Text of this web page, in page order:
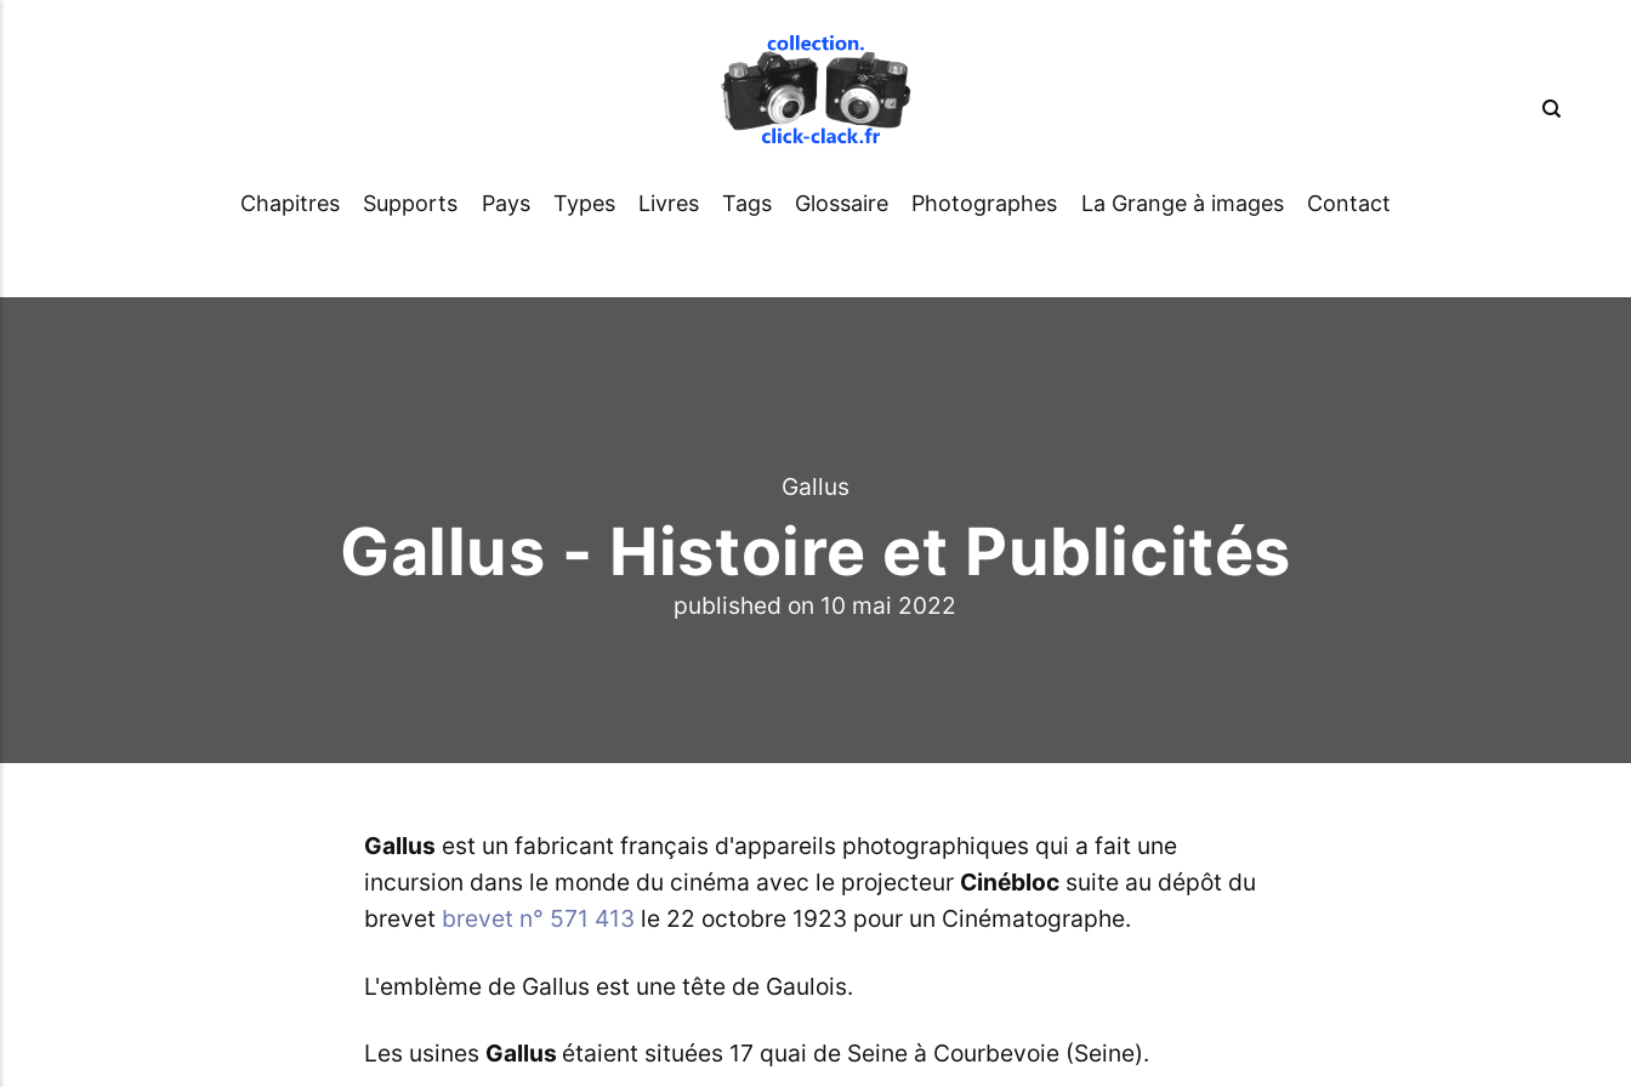
Chapitres Supports Pays Types Livres Tags Glossaire Photographes La Grange à images Contact
Gallus
Gallus - Histoire et Publicités
published on 10 mai 2022
Gallus est un fabricant français d'appareils photographiques qui a fait une
incursion dans le monde du cinéma avec le projecteur Cinéblocsuite au dépôt du
brevet brevet n° 571 413 le 22 octobre 1923 pour un Cinématographe.
L'emblème de Gallus est une tête de Gaulois.
Les usines Gallus étaient situées 17 quai de Seine à Courbevoie (Seine).